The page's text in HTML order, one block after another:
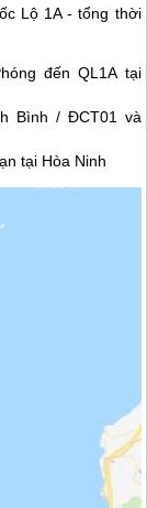
Lộ 1A - tổng thời
đến QL1A tại
Bình / ĐCT01 và
tại Hòa Ninh